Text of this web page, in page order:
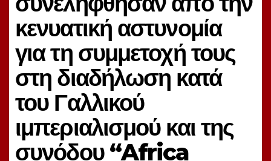
κενυατική αστυνομία
για τη συμμετοχή τους
στη διαδήλωση κατά
του Γαλλικού
ιμπεριαλισμού και της
συνόδου “Africa